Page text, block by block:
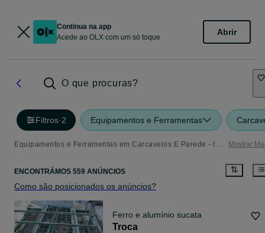
Continua na app
Acede ao OLX com um só toque
Abrir
O que procuras?
Filtros·2 Equipamentos e Ferramentas
Equipamentos e Ferramentas em Carcavelos E Parede - tudo o que precisa Mostrar
ENCONTRÁMOS 559 ANÚNCIOS
Como são posicionados os anúncios?
Ferro e alumínio sucata
Troca